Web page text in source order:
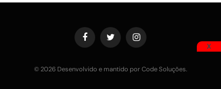
FacebookTwitter Instagram
© 2026 Desenvolvido e mantido por Code Soluções.
X